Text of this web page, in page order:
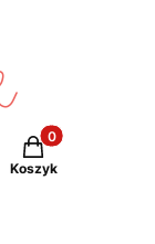
Produkty w
Koszyk